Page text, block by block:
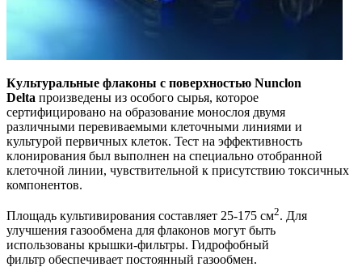
Культуральные флаконы с поверхностью Nunclon
Delta произведены из особого сырья, которое
сертифицировано на образование монослоя двумя
различными перевиваемыми клеточными линиями и
культурой первичных клеток. Тест на эффективность
клонирования был выполнен на специально отобранной
клеточной линии, чувствительной к присутствию токсичных
компонентов.
Площадь культивирования составляет 25-175 см2. Для
улучшения газообмена для флаконов могут быть
использованы крышки-фильтры. Гидрофобный
фильтр обеспечивает постоянный газообмен.